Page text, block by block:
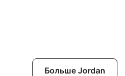
Больше Jordan